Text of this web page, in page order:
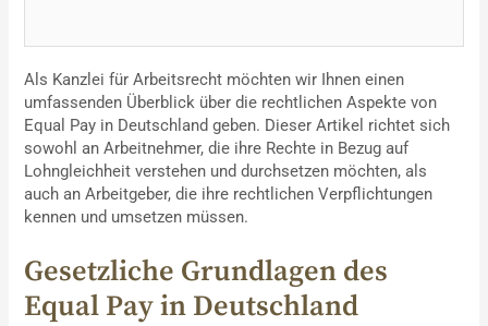
Als Kanzlei für Arbeitsrecht möchten wir Ihnen einen
umfassenden Überblick über die rechtlichen Aspekte von
Equal Pay in Deutschland geben. Dieser Artikel richtet sich
sowohl an Arbeitnehmer, die ihre Rechte in Bezug auf
Lohngleichheit verstehen und durchsetzen möchten, als
auch an Arbeitgeber, die ihre rechtlichen Verpflichtungen
kennen und umsetzen müssen.
Gesetzliche Grundlagen des
Equal Pay in Deutschland